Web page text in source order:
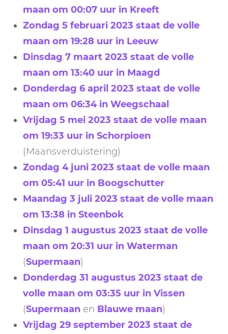
maan om 00:07 uur in Kreeft
Zondag 5 februari 2023 staat de volle
maan om 19:28 uur in Leeuw
Dinsdag 7 maart 2023 staat de volle
maan om 13:40 uur in Maagd
Donderdag 6 april 2023 staat de volle
maan om 06:34 in Weegschaal
Vrijdag 5 mei 2023 staat de volle maan
om 19:33 uur in Schorpioen
(Maansverduistering)
Zondag 4 juni 2023 staat de volle maan
om 05:41 uur in Boogschutter
Maandag 3 juli 2023 staat de volle maan
om 13:38 in Steenbok
Dinsdag 1 augustus 2023 staat de volle
maan om 20:31 uur in Waterman
(Supermaan)
Donderdag 31 augustus 2023 staat de
volle maan om 03:35 uur in Vissen
(Supermaan en Blauwe maan)
Vrijdag 29 september 2023 staat de